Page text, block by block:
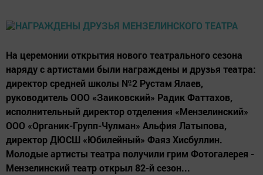
На церемонии открытия нового театрального сезона
наряду с артистами были награждены и друзья театра:
директор средней школы №2 Рустам Ялаев,
руководитель ООО «Заиковский» Радик Фаттахов,
исполнительный директор отделения «Мензелинский»
ООО «Органик-Групп-Чулман» Альфия Латыпова,
директор ДЮСШ «Юбилейный» Фаяз Хисбуллин.
Молодые артисты театра получили грим Фотогалерея -
Мензелинский театр открыл 82-й сезон...